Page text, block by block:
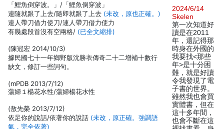
「鯉魚倒穿波。」/「鯉魚倒穿波」
連隨就跟了上去/隨即就跟了上去 (未改，原也正確。)
連人帶刀借力使刀/連人帶刀借力使力
有幾處段首沒有空兩格/ (已全文縮排)
(陳冠宏 2014/10/3)
據民國七十一年鄉野版沈勝衣傳奇二十二增補十數行
缺文，修訂一些詞句。
(mPDB 2013/7/12)
蕩婦１楊花水性/蕩婦楊花水性
(敖先榮 2013/7/12)
依足你的說話/依著你的說話 (未改，原正確。強調語
氣，完全依著)
2024/6/14
Skelen
第一次知道好
讀是在2011
年，還記得那
時身在外國的
我要找<那些
年>是十分困
難，就是好讀
令我發現了電
子書的世界。
雖然我也會買
實體書，但在
這十多年間，
也會不斷在這